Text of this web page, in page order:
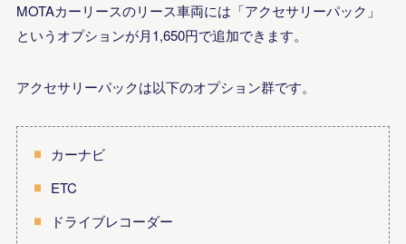
MOTAカーリースのリース車両には「アクセサリーパック」
というオプションが月1,650円で追加できます。
アクセサリーパックは以下のオプション群です。
カーナビ
ETC
ドライブレコーダー